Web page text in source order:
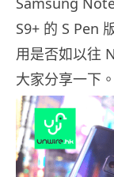
S9+ 的 S Pen
用是否如以往
大家分享一下。